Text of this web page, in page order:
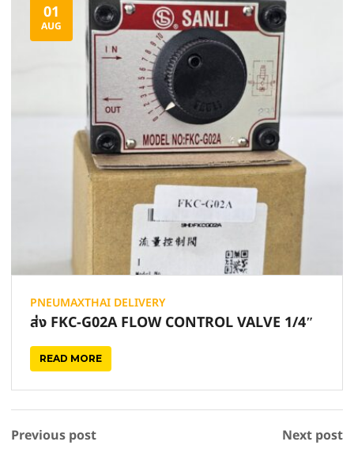
01
AUG
PNEUMAXTHAI DELIVERY
ส่ง FKC-G02A FLOW CONTROL VALVE 1/4″
READ MORE
Previous post Next post